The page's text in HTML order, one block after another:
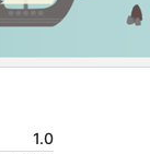
1.0